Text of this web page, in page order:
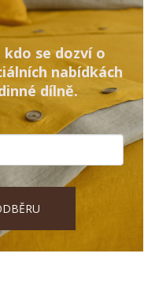
se dozví o
nabídkách
dílně.